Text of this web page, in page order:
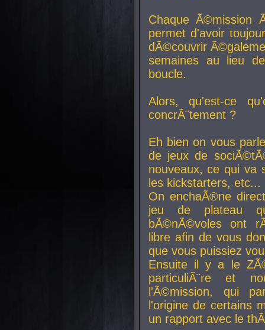
Chaque Ã©mission
permet d'avoir
dÃ©couvrir
semaines au lieu
boucle.
Alors, qu'est-ce
concrÃ¨tement ?
Eh bien on vous
de jeux de
nouveaux, ce qui va
les kickstarters, etc...
On enchaÃ®ne
jeu de plateau
bÃ©nÃ©voles ont
libre afin de vous
que vous puissiez
Ensuite il y a le
particuliÃ¨re et
l'Ã©mission, qui
l'origine de certains
un rapport avec le